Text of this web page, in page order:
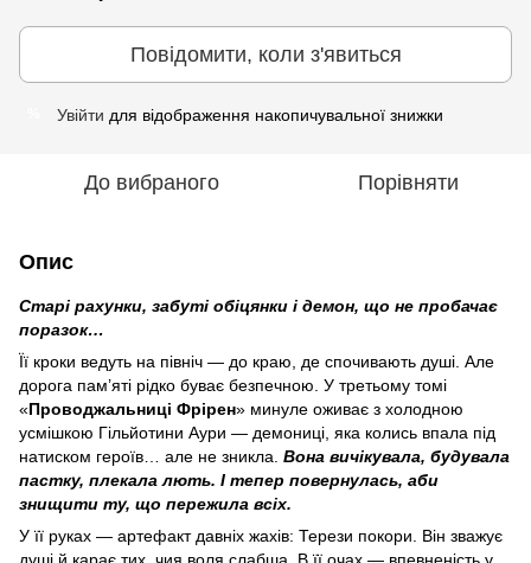
Повідомити, коли з'явиться
Увійти для відображення накопичувальної знижки
До вибраного Порівняти
Опис
Старі рахунки, забуті обіцянки і демон, що не пробачає
поразок…
Її кроки ведуть на північ — до краю, де спочивають душі. Але
дорога пам’яті рідко буває безпечною. У третьому томі
«Проводжальниці Фрірен» минуле оживає з холодною
усмішкою Гільйотини Аури — демониці, яка колись впала під
натиском героїв… але не зникла. Вона вичікувала, будувала
пастку, плекала лють. І тепер повернулась, аби
знищити ту, що пережила всіх.
У її руках — артефакт давніх жахів: Терези покори. Він зважує
душі й карає тих, чия воля слабша. В її очах — впевненість у